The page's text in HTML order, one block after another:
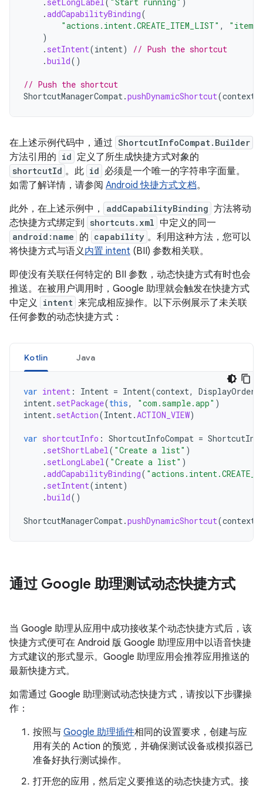
.addCapabilityBinding(
"actions.intent.CREATE_ITEM_LIST" ,
)
. setIntent(intent)
// Push the shortcut
.build()
// Push the shortcut
ShortcutManagerCompat.pushDynamicShortcut(context
在上述示例代码中，通过 ShortcutInfoCompat.Builder
方法引用的 id 定义了所生成快捷方式对象的
shortcutId 。此 id 必须是一个唯一的字符串字面量。
如需了解详情，请参阅 Android 快捷方式文档。
此外，在上述示例中，
addCapabilityBinding 方法将动
态快捷方式绑定到
shortcuts.xml 中定义的同一
android:name 的 capability 。利用这种方法，您可以
将快捷方式与语义内置 intent (BII) 参数相关联。
即使没有关联任何特定的 BII 参数，动态快捷方式有时也会
推送。在被用户调用时，Google 助理就会触发在快捷方式
中定义 intent 来完成相应操作。以下示例展示了未关联
任何参数的动态快捷方式：
Kotlin Java
var intent : Intent = Intent(context,
intent. setPackage(this, "com.sample.app" )
intent. setAction(Intent.ACTION_VIEW)
var shortcutInfo : ShortcutInfoCompat =
. setShortLabel( "Create a list" )
. setLongLabel( "Create a list" )
.addCapabilityBinding(
. setIntent(intent)
.build()
ShortcutManagerCompat.pushDynamicShortcut(context
通过 Google 助理测试动态快捷方式
当 Google 助理从应用中成功接收某个动态快捷方式后，该
快捷方式便可在 Android 版 Google 助理应用中以语音快捷
方式建议的形式显示。Google 助理应用会推荐应用推送的
最新快捷方式。
如需通过 Google 助理测试动态快捷方式，请按以下步骤操
作：
按照与 Google 助理插件相同的设置要求，创建与应
用有关的 Action 的预览，并确保测试设备或模拟器已
准备好执行测试操作。
打开您的应用，然后定义要推送的动态快捷方式。接